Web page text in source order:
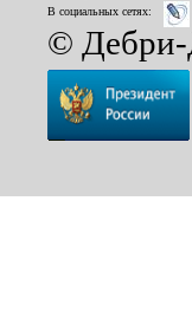
В социальных сетях:
© Дебри-